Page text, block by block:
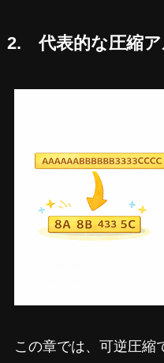
2. 代表的な圧縮ア
この章では、可逆圧縮